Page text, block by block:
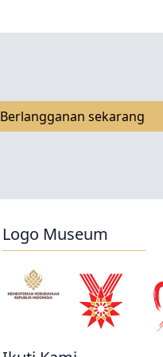
Berlangganan sekarang
Logo Museum